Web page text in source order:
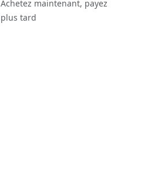
Achetez maintenant, payez
plus tard